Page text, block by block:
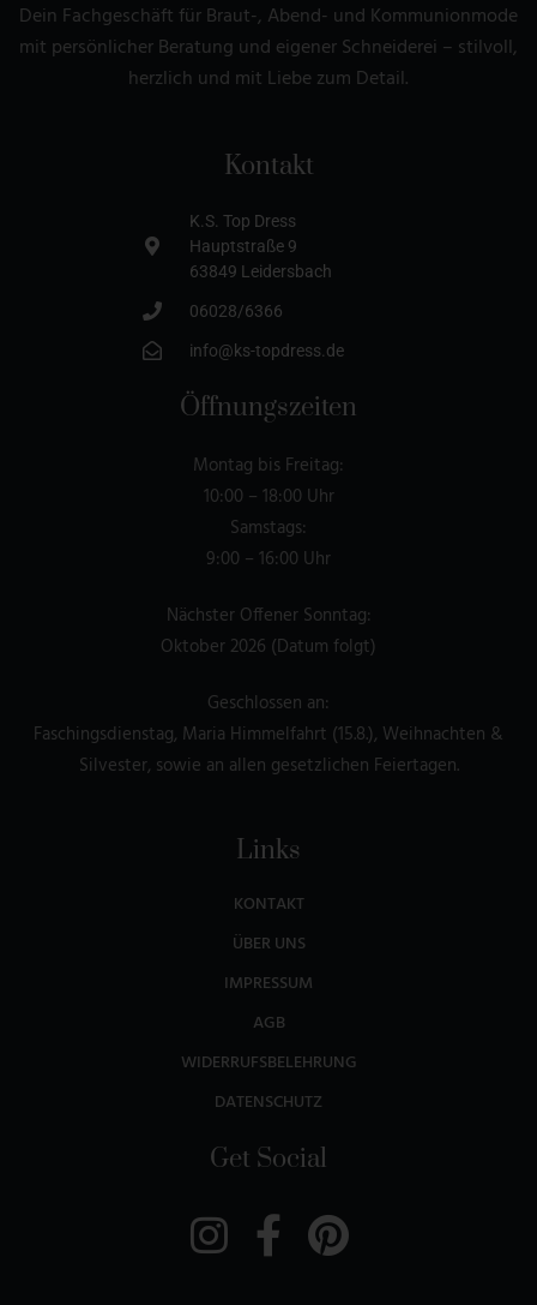
Dein Fachgeschäft für Braut-, Abend- und Kommunionmode
mit persönlicher Beratung und eigener Schneiderei – stilvoll,
herzlich und mit Liebe zum Detail.
Kontakt
K.S. Top Dress
Hauptstraße 9
63849 Leidersbach
06028/6366
info@ks-topdress.de
Öffnungszeiten
Montag bis Freitag:
10:00 – 18:00 Uhr
Samstags:
9:00 – 16:00 Uhr
Nächster Offener Sonntag:
Oktober 2026 (Datum folgt)
Geschlossen an:
Faschingsdienstag, Maria Himmelfahrt (15.8.), Weihnachten &
Silvester, sowie an allen gesetzlichen Feiertagen.
Links
KONTAKT
ÜBER UNS
IMPRESSUM
AGB
WIDERRUFSBELEHRUNG
DATENSCHUTZ
Get Social